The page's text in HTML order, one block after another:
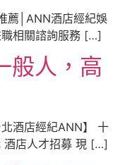
薦│ANN酒店經紀娛
相關諮詢服務 […]
般人，高
酒店經紀ANN】 十
酒店人才招募 現 […]